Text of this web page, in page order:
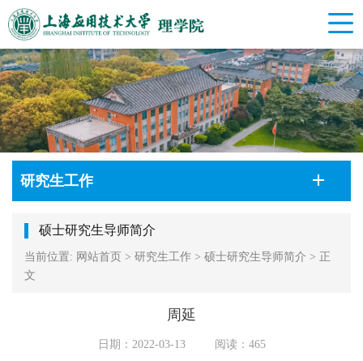
研究生工作
硕士研究生导师简介
当前位置: 网站首页 > 研究生工作 > 硕士研究生导师简介 > 正
文
周延
日期：2022-03-13 阅读： 465